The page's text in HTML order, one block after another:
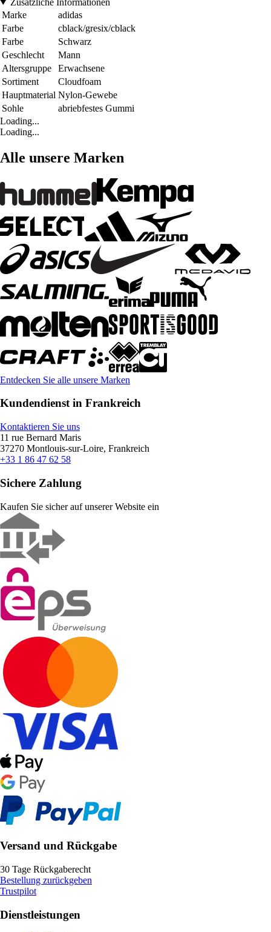
Marke
adidas
Farbe
cblack/gresix/cblack
Farbe
Schwarz
Geschlecht
Mann
Altersgruppe
Erwachsene
Sortiment
Cloudfoam
Hauptmaterial Nylon-Gewebe
Sohle
abriebfestes Gummi
Loading...
Loading...
Alle unsere Marken
Entdecken Sie alle unsere Marken
Kundendienst in Frankreich
Kontaktieren Sie uns
11 rue Bernard Maris
37270 Montlouis-sur-Loire, Frankreich
+33 1 86 47 62 58
Sichere Zahlung
Kaufen Sie sicher auf unserer Website ein
Versand und Rückgabe
30 Tage Rückgaberecht
Bestellung zurückgeben
Trustpilot
Dienstleistungen